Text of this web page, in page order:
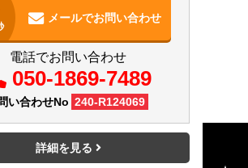
メールでお問い合わせ
電話でお問い合わせ
050-1869-7489
い合わせNo 240-R124069
詳細を見る